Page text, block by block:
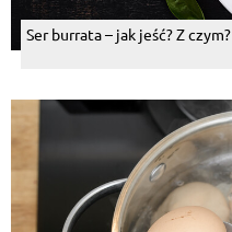
Ser burrata – jak jeść? Z czym?